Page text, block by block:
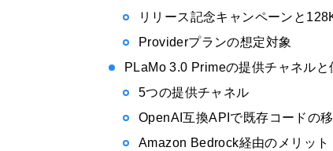
リリース記念キャンペーンと
Providerプランの想定対象
PLaMo 3.0 Primeの提供チャネルと
5つの提供チャネル
OpenAI互換APIで既存コードの
Amazon Bedrock経由のメリット